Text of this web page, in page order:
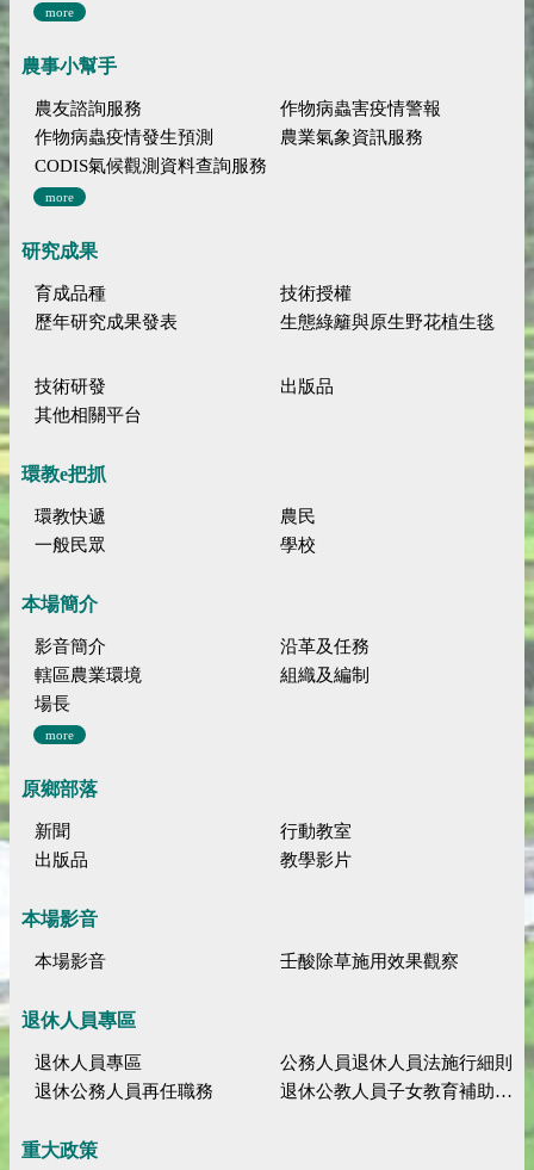
more
農事小幫手
農友諮詢服務
作物病蟲害疫情警報
作物病蟲疫情發生預測
農業氣象資訊服務
CODIS氣候觀測資料查詢服務
more
研究成果
育成品種
技術授權
歷年研究成果發表
生態綠籬與原生野花植生毯
技術研發
出版品
其他相關平台
環教e把抓
環教快遞
農民
一般民眾
學校
本場簡介
影音簡介
沿革及任務
轄區農業環境
組織及編制
場長
more
原鄉部落
新聞
行動教室
出版品
教學影片
本場影音
本場影音 壬酸除草施用效果觀察
退休人員專區
退休人員專區
公務人員退休人員法施行細則
退休公務人員再任職務
退休公教人員子女教育補助規定
重大政策